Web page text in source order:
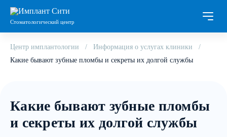
Стоматологический центр
Центр имплантологии
Информация о услугах клиники
Какие бывают зубные пломбы и секреты их долгой службы
Какие бывают зубные пломбы
и секреты их долгой службы